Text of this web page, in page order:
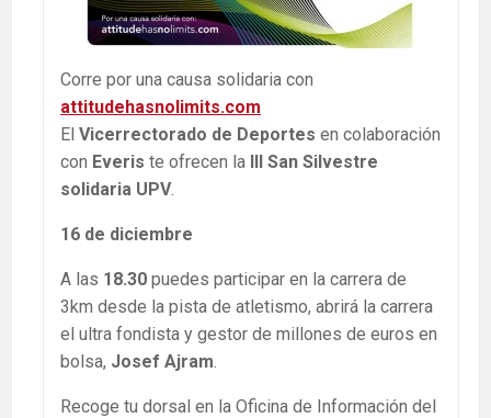
Corre por una causa solidaria con
attitudehasnolimits.com
El Vicerrectorado de Deportes en colaboración
con Everis te ofrecen la III San Silvestre
solidaria UPV.
16 de diciembre
A las 18.30 puedes participar en la carrera de
3km desde la pista de atletismo, abrirá la carrera
el ultra fondista y gestor de millones de euros en
bolsa, Josef Ajram
Recoge tu dorsal en la Oficina de Información del